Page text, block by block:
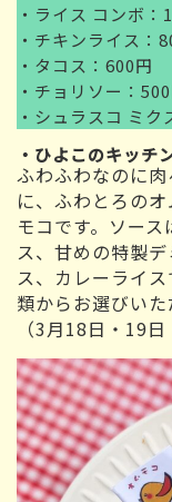
・ライス コンボ：
・チキンライス：
・タコス：600円
・チョリソー：
・シュラスコ ミク
・ひよこのキッチ
ふわふわなのに
に、ふわとろの
モコです。ソー
ス、甘めの特製
ス、カレーライ
類からお選びいた
（3月18日・19日